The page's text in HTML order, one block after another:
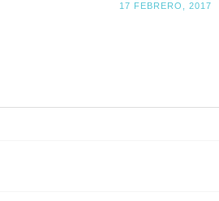
17 FEBRERO, 2017